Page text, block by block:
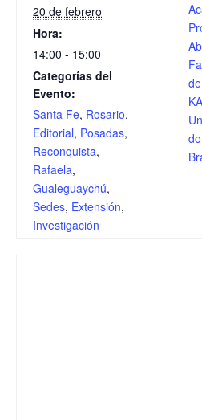
20 de febrero
Hora:
14:00 - 15:00
Categorías del
Evento:
Santa Fe, Rosario,
Editorial, Posadas,
Reconquista,
Rafaela,
Gualeguaychú,
Sedes, Extensión,
Investigación